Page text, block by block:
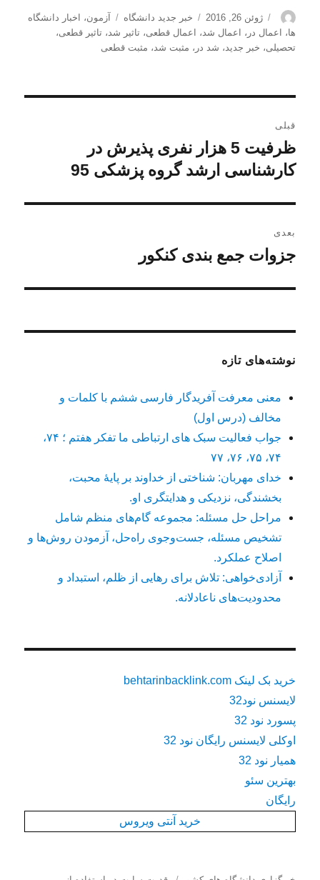
نویسنده
ارسال
شده
در
ژوئن 26, 2016 دسته‌ها
خبر جدید دانشگاه برچسب‌ها
آزمون،
اخبار دانشگاه
ها، اعمال در ، اعمال شد، اعمال قطعی،تاثیر شد،تاثیر قطعی،
تحصیلی، خبر جدید، شد در ، مثبت شد، مثبت قطعی
نوشته
قبلی
نوشته
قبلی:
ظرفیت 5 هزار نفری پذیرش در
کارشناسی ارشد گروه پزشکی 95
بعدی
نوشته
جزوات جمع بندی کنکور
نوشته‌های تازه
معنی معرفت آفریدگار فارسی ششم با کلمات و
مخالف (درس اول)
جواب فعالیت سبک های ارتباطی ما تفکر هفتم ؛ ۷۴،
۷۴، ۷۵، ۷۶، ۷۷
خدای مهربان: شناختی از خداوند بر پایهٔ محبت،
بخشندگی، نزدیکی و هدایتگری او.
مراحل حل مسئله: مجموعه گام‌های منظم شامل
تشخیص مسئله، جست‌وجوی راه‌حل، آزمودن روش‌ها و
اصلاح عملکرد.
آزادی‌خواهی: تلاش برای رهایی از ظلم، استبداد و
محدودیت‌های ناعادلانه.
خرید بک لینک behtarinbacklink.com
لایسنس نود32
پسورد نود 32
اوکلی لایسنس رایگان نود 32
همیار نود 32
بهترین سئو
رایگان
خرید آنتی ویروس